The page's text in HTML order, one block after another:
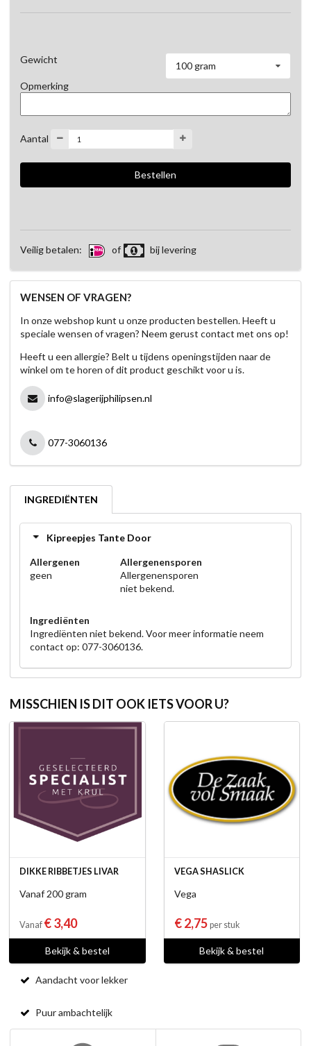
Gewicht
100 gram
Opmerking
Aantal
Veilig betalen: of bij levering
WENSEN OF VRAGEN?
In onze webshop kunt u onze producten bestellen. Heeft u
speciale wensen of vragen? Neem gerust contact met ons op!
Heeft u een allergie? Belt u tijdens openingstijden naar de
winkel om te horen of dit product geschikt voor u is.
info@slagerijphilipsen.nl
077-3060136
INGREDIËNTEN
Kipreepjes Tante Door
Allergenen
geen
Allergenensporen
Allergenensporen
niet bekend.
Ingrediënten
Ingrediënten niet bekend. Voor meer informatie neem
contact op: 077-3060136.
MISSCHIEN IS DIT OOK IETS VOOR U?
DIKKE RIBBETJES LIVAR
Vanaf 200 gram
Vanaf € 3,40
Bekijk & bestel
VEGA SHASLICK
Vega
€ 2,75 per stuk
Bekijk & bestel
Aandacht voor lekker
Puur ambachtelijk